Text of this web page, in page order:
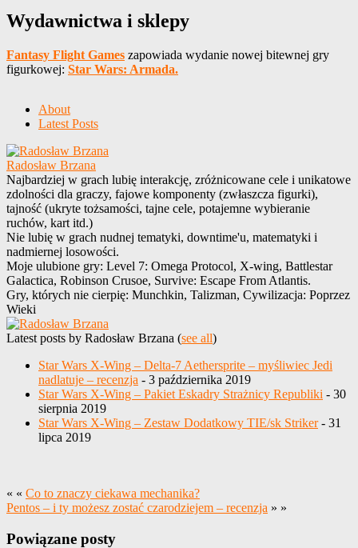
Wydawnictwa i sklepy
Fantasy Flight Games zapowiada wydanie nowej bitewnej gry
figurkowej: Star Wars: Armada.
About
Latest Posts
Radosław Brzana
Najbardziej w grach lubię interakcję, zróżnicowane cele i unikatowe
zdolności dla graczy, fajowe komponenty (zwłaszcza figurki),
tajność (ukryte tożsamości, tajne cele, potajemne wybieranie
ruchów, kart itd.)
Nie lubię w grach nudnej tematyki, downtime'u, matematyki i
nadmiernej losowości.
Moje ulubione gry: Level 7: Omega Protocol, X-wing, Battlestar
Galactica, Robinson Crusoe, Survive: Escape From Atlantis.
Gry, których nie cierpię: Munchkin, Talizman, Cywilizacja: Poprzez
Wieki
Latest posts by Radosław Brzana (see all)
Star Wars X-Wing – Delta-7 Aethersprite – myśliwiec Jedi
nadlatuje – recenzja - 3 października 2019
Star Wars X-Wing – Pakiet Eskadry Strażnicy Republiki - 30
sierpnia 2019
Star Wars X-Wing – Zestaw Dodatkowy TIE/sk Striker- 31
lipca 2019
« « Co to znaczy ciekawa mechanika?
Pentos – i ty możesz zostać czarodziejem – recenzja » »
Powiązane posty